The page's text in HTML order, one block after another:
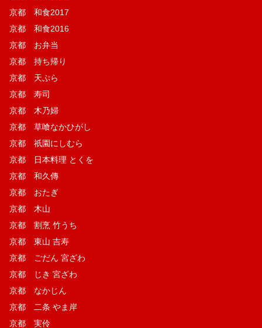
京都 和食2017
京都 和食2016
京都 お弁当
京都 持ち帰り
京都 天ぷら
京都 寿司
京都 木乃婦
京都 草喰なかひがし
京都 祇園にしむら
京都 日本料理 とくを
京都 和久傳
京都 おたぎ
京都 木山
京都 割烹 竹うち
京都 東山 吉寿
京都 ごだん 宮ざわ
京都 じき 宮ざわ
京都 なかじん
京都 二条 やま岸
京都 実伶